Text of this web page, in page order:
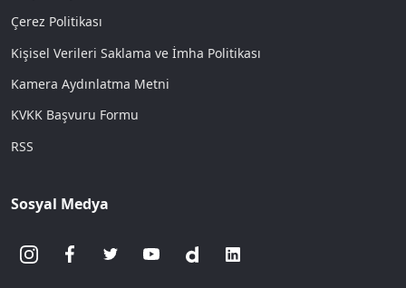
Çerez Politikası
Kişisel Verileri Saklama ve İmha Politikası
Kamera Aydınlatma Metni
KVKK Başvuru Formu
RSS
Sosyal Medya